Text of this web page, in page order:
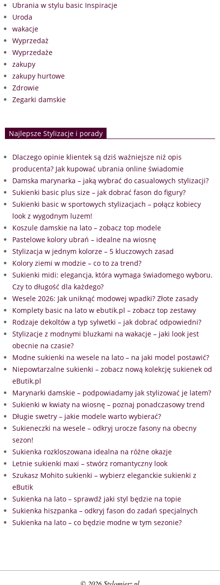
Ubrania w stylu basic Inspiracje
Uroda
wakacje
Wyprzedaż
Wyprzedaże
zakupy
zakupy hurtowe
Zdrowie
Zegarki damskie
Najlepsze Stylizacje i porady
Dlaczego opinie klientek są dziś ważniejsze niż opis
producenta? Jak kupować ubrania online świadomie
Damska marynarka – jaką wybrać do casualowych stylizacji?
Sukienki basic plus size – jak dobrać fason do figury?
Sukienki basic w sportowych stylizacjach – połącz kobiecy
look z wygodnym luzem!
Koszule damskie na lato – zobacz top modele
Pastelowe kolory ubrań – idealne na wiosnę
Stylizacja w jednym kolorze – 5 kluczowych zasad
Kolory ziemi w modzie – co to za trend?
Sukienki midi: elegancja, która wymaga świadomego wyboru.
Czy to długość dla każdego?
Wesele 2026: Jak uniknąć modowej wpadki? Złote zasady
Komplety basic na lato w ebutik.pl – zobacz top zestawy
Rodzaje dekoltów a typ sylwetki – jak dobrać odpowiedni?
Stylizacje z modnymi bluzkami na wakacje – jaki look jest
obecnie na czasie?
Modne sukienki na wesele na lato – na jaki model postawić?
Niepowtarzalne sukienki – zobacz nową kolekcję sukienek od
eButik.pl
Marynarki damskie – podpowiadamy jak stylizować je latem?
Sukienki w kwiaty na wiosnę – poznaj ponadczasowy trend
Długie swetry – jakie modele warto wybierać?
Sukieneczki na wesele – odkryj urocze fasony na obecny
sezon!
Sukienka rozkloszowana idealna na różne okazje
Letnie sukienki maxi – stwórz romantyczny look
Szukasz Mohito sukienki – wybierz eleganckie sukienki z
eButik
Sukienka na lato – sprawdź jaki styl będzie na topie
Sukienka hiszpanka – odkryj fason do zadań specjalnych
Sukienka na lato – co będzie modne w tym sezonie?